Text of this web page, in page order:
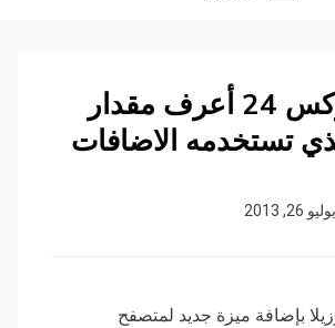
مع فايرفوكس 24 أعرف مقدار
تستخدمه الاضافات
يوليو 26, 2013
بإضافة ميزة جديد لمتصفح